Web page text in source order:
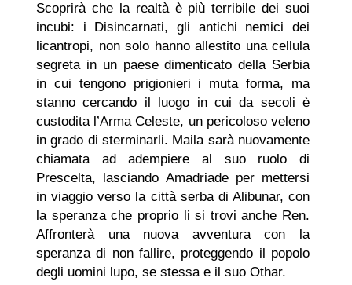
Scoprirà che la realtà è più terribile dei suoi
incubi: i Disincarnati, gli antichi nemici dei
licantropi, non solo hanno allestito una cellula
segreta in un paese dimenticato della Serbia
in cui tengono prigionieri i muta forma, ma
stanno cercando il luogo in cui da secoli è
custodita l’Arma Celeste, un pericoloso veleno
in grado di sterminarli. Maila sarà nuovamente
chiamata ad adempiere al suo ruolo di
Prescelta, lasciando Amadriade per mettersi
in viaggio verso la città serba di Alibunar, con
la speranza che proprio li si trovi anche Ren.
Affronterà una nuova avventura con la
speranza di non fallire, proteggendo il popolo
degli uomini lupo, se stessa e il suo Othar.